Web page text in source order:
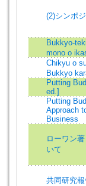
(2)シンポ
Bukkyo-
mono o
Chikyu o
Bukkyo
Putting
ed.]
Putting
Approach
Business
ローワン
いて
共同研究